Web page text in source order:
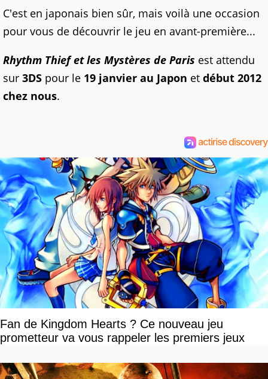
C'est en japonais bien sûr, mais voilà une occasion
pour vous de découvrir le jeu en avant-première...
Rhythm Thief et les Mystères de Paris est attendu
sur 3DS pour le 19 janvier au Japon et début 2012
chez nous.
Fan de Kingdom Hearts ? Ce nouveau jeu
prometteur va vous rappeler les premiers jeux